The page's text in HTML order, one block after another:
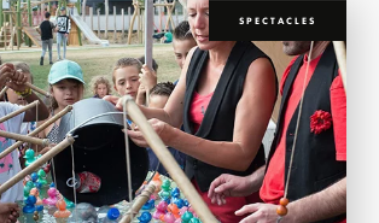
SPECTACLES